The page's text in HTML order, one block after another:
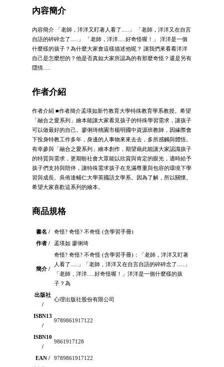
內容簡介
內容簡介 「老師，洋洋又盯著人看了.....」 「老師，洋洋又在自言
自語的碎碎念了.....」 「老師，洋洋.....好奇怪喔！」 洋洋是一個
什麼樣的孩子？為什麼大家會這樣描述他呢？ 讓我們來看看洋洋
自己是怎麼想的？他是否真如大家所認為的有那麼奇怪？還是另有
隱情.....
作者介紹
作者介紹 ■作者簡介孟瑛如新竹教育大學特殊教育學系教授。希望
「融合之愛系列」繪本能讓大家看見孩子的特殊學習需求，讓孩子
可以做最好的自己。廖俐琦桃園市楊明國中資源班教師，因緣際會
下投身特教工作多年，身邊的人事物來來去去，多所感觸與體悟。
有幸參與「融合之愛系列」繪本創作，期望藉此能讓大家認識孩子
的特質與需求，更期盼社會大眾能以欣賞與肯定的眼光，適時給予
孩子們支持與陪伴，讓特殊需求孩子在充滿尊重與包容的環境下學
習與成長。吳侑達輔仁大學英國語文學系。因為了解，所以關懷。
希望大家喜歡這系列的繪本。
商品規格
書名 /
奇怪? 奇怪? 不奇怪 (含學習手冊)
作者 /
孟瑛如 廖俐琦
簡介 /
奇怪? 奇怪? 不奇怪 (含學習手冊)：「老師，洋洋又盯著
人看了.....」「老師，洋洋又在自言自語的碎碎念了.....」
「老師，洋洋.....好奇怪喔！」洋洋是一個什麼樣的孩
子？為
出版社
/
心理出版社股份有限公司
ISBN13
/
9789861917122
ISBN10
/
9861917128
EAN /
9789861917122